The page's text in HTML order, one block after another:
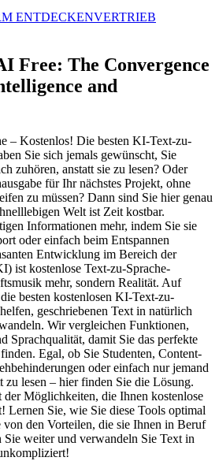
ENTDECKENVERTRIEB
Free: The Convergence
and
– Kostenlos! Die besten KI-Text-zu-
Sie sich jemals gewünscht, Sie
zuhören, anstatt sie zu lesen? Oder
für Ihr nächstes Projekt, ohne
zu müssen? Dann sind Sie hier genau
Welt ist Zeit kostbar.
Informationen mehr, indem Sie sie
oder einfach beim Entspannen
Entwicklung im Bereich der
ist kostenlose Text-zu-Sprache-
mehr, sondern Realität. Auf
besten kostenlosen KI-Text-zu-
geschriebenen Text in natürlich
Wir vergleichen Funktionen,
Sprachqualität, damit Sie das perfekte
Egal, ob Sie Studenten, Content-
oder einfach nur jemand
zu lesen – hier finden Sie die Lösung.
Möglichkeiten, die Ihnen kostenlose
Lernen Sie, wie Sie diese Tools optimal
den Vorteilen, die sie Ihnen in Beruf
weiter und verwandeln Sie Text in